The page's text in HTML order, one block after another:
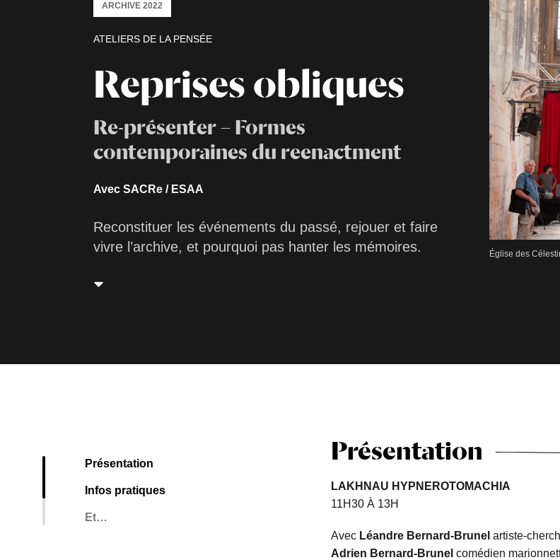
Reprises obliques
Re-présenter – Formes
contemporaines du reenactment
ATELIERS DE LA PENSÉE
ARCHIVE 2022
Avec SACRe / ESAA
Reconstituer les événements du passé, rejouer et faire
vivre l’archive, et pourquoi pas hanter les mémoires.
Église des
Présentation
Infos pratiques
Et…
Présentation
LAKHNAU HYPNEROTOMACHIA
11H30 À 13H
AvecLéandre Bernard-Brunel artiste-
Adrien Bernard-Brunel comédien